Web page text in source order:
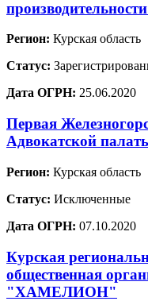
Регион: Курская область
Статус:
Дата ОГРН: 25.06.2020
Первая
Адвокатской
Регион: Курская область
Статус: Исключенные
Дата ОГРН: 07.10.2020
Курская
общественная
"ХАМЕЛИОН"